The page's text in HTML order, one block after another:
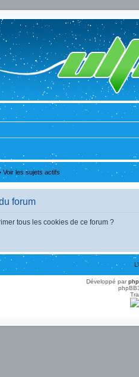
Voir les sujets actifs
forum
tous les cookies de ce forum ?
Développé par